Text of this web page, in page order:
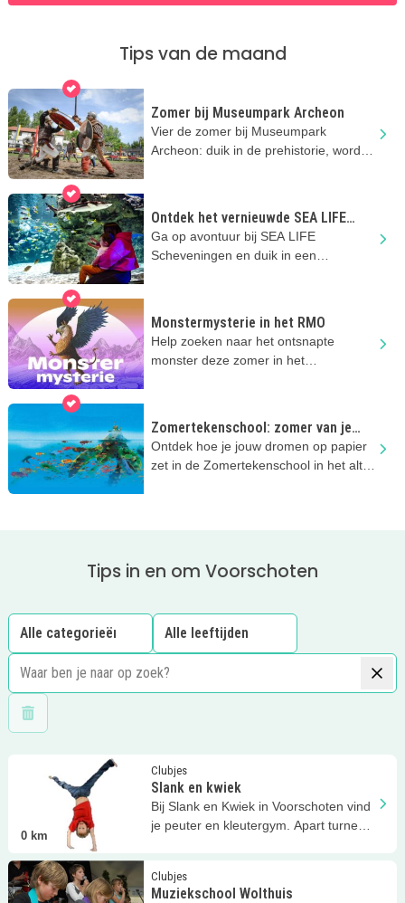
Tips van de maand
Zomer bij Museumpark Archeon
Vier de zomer bij Museumpark
Archeon: duik in de prehistorie, word
Ontdek het vernieuwde SEA LIFE
Scheveningen
Ga op avontuur bij SEA LIFE
Scheveningen en duik in een
Monstermysterie in het RMO
Help zoeken naar het ontsnapte
monster deze zomer in het
Zomertekenschool: zomer van je
dromen
Ontdek hoe je jouw dromen op papier
zet in de Zomertekenschool in het altijd
Tips in en om Voorschoten
Wis filters
0 km
Clubjes
Slank en kwiek
Bij Slank en Kwiek in Voorschoten vind
je peuter en kleutergym. Apart turnen
Slank en kwiek
Clubjes
Muziekschool Wolthuis
Lees meer Muziekschool Wolthuis